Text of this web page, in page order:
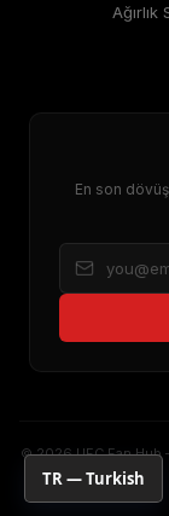
Ağırlık
En son
© 2026 UFC Fan Hub
TR — Turkish